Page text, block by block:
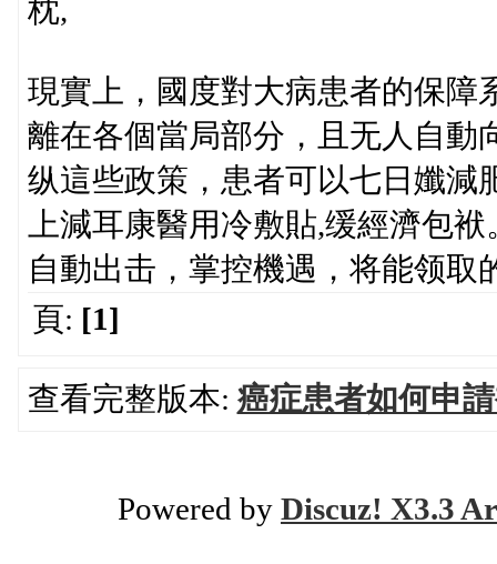
枕,
現實上，國度對大病患者的保障
離在各個當局部分，且无人自動
纵這些政策，患者可以七日孅減
上減耳康醫用冷敷貼,缓經濟包
自動出击，掌控機遇，将能领取
頁: [1]
查看完整版本: 癌症患者如何申
Powered by Discuz! X3.3